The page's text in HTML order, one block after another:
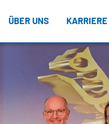
NAGEL-GROUP
Verwaltungsrat
ÜBER UNS
Verwaltungsrat
Board of Directors
Daten & Fakten
Firmengeschichte
KARRIERE